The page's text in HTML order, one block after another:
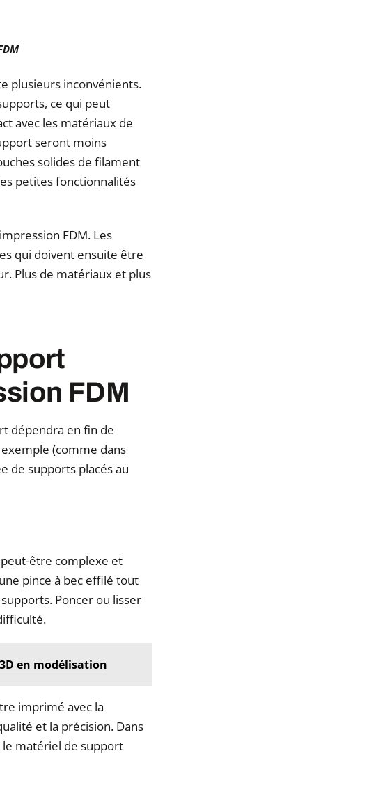
plusieurs inconvénients.
ce qui peut
avec les matériaux de
seront moins
solides de filament
petites fonctionnalités
FDM. Les
qui doivent ensuite être
Plus de matériaux et plus
FDM
dépendra en fin de
(comme dans
de supports placés au
peut-être complexe et
pince à bec effilé tout
Poncer ou lisser
en modélisation
imprimé avec la
et la précision. Dans
le matériel de support